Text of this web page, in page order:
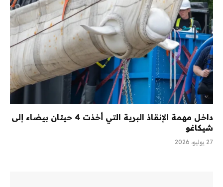
داخل مهمة الإنقاذ البرية التي أخذت 4 حيتان بيضاء إلى
شيكاغو
27 يوليو، 2026